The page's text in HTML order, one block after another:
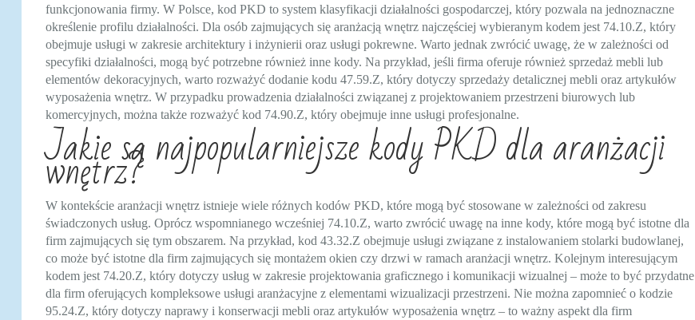
funkcjonowania firmy. W Polsce, kod PKD to system klasyfikacji działalności gospodarczej, który pozwala na jednoznaczne
określenie profilu działalności. Dla osób zajmujących się aranżacją wnętrz najczęściej wybieranym kodem jest 74.10.Z, który
obejmuje usługi w zakresie architektury i inżynierii oraz usługi pokrewne. Warto jednak zwrócić uwagę, że w zależności od
specyfiki działalności, mogą być potrzebne również inne kody. Na przykład, jeśli firma oferuje również sprzedaż mebli lub
elementów dekoracyjnych, warto rozważyć dodanie kodu 47.59.Z, który dotyczy sprzedaży detalicznej mebli oraz artykułów
wyposażenia wnętrz. W przypadku prowadzenia działalności związanej z projektowaniem przestrzeni biurowych lub
komercyjnych, można także rozważyć kod 74.90.Z, który obejmuje inne usługi profesjonalne.
Jakie są najpopularniejsze kody PKD dla aranżacji
wnętrz?
W kontekście aranżacji wnętrz istnieje wiele różnych kodów PKD, które mogą być stosowane w zależności od zakresu
świadczonych usług. Oprócz wspomnianego wcześniej 74.10.Z, warto zwrócić uwagę na inne kody, które mogą być istotne dla
firm zajmujących się tym obszarem. Na przykład, kod 43.32.Z obejmuje usługi związane z instalowaniem stolarki budowlanej,
co może być istotne dla firm zajmujących się montażem okien czy drzwi w ramach aranżacji wnętrz. Kolejnym interesującym
kodem jest 74.20.Z, który dotyczy usług w zakresie projektowania graficznego i komunikacji wizualnej – może to być przydatne
dla firm oferujących kompleksowe usługi aranżacyjne z elementami wizualizacji przestrzeni. Nie można zapomnieć o kodzie
95.24.Z, który dotyczy naprawy i konserwacji mebli oraz artykułów wyposażenia wnętrz – to ważny aspekt dla firm